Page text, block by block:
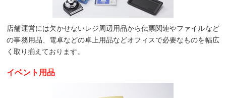
店舗運営には欠かせないレジ周辺用品から伝票関連やファイルなど
の事務用品、電卓などの卓上用品などオフィスで必要なものを幅広
く取り揃えております。
イベント用品